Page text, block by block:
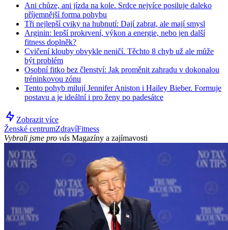
Ani chůze, ani jízda na kole. Srdce nejvíce posiluje daleko
příjemnější forma pohybu
Tři nejlepší cviky na hubnutí: Dají zabrat, ale mají smysl
Arginin: lepší prokrvení, výkon a energie, nebo jen další
fitness doplněk?
Cvičení klouby obvykle neničí. Těchto 8 chyb už ale může
být problém
Osobní fitko bez členství: Jak proměnit zahradu v dokonalou
tréninkovou zónu
Tento pohyb milují Jennifer Aniston i Hailey Bieber. Formuje
postavu a je ideální i pro ženy po padesátce
Zobrazit více
Ženské centrumZdravíFitness
Vybrali jsme pro vás Magazíny a zajímavosti